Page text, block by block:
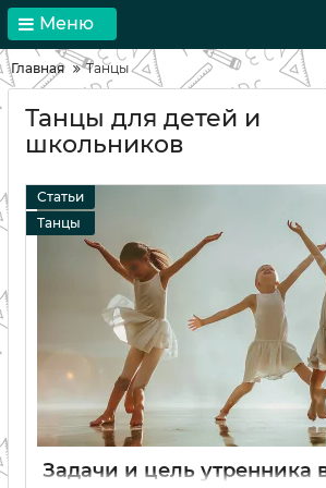
Меню
Главная Танцы
Танцы для детей и
школьников
Статьи
Танцы
Задачи и цель утренника